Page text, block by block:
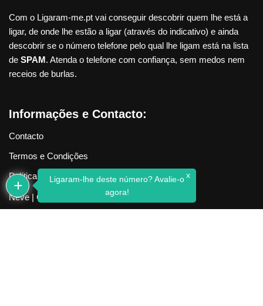
Com o Ligaram-me.pt vai conseguir descobrir quem lhe está a
ligar, de onde lhe estão a ligar (através do indicativo) e ainda
descobrir se o número telefone pelo qual lhe ligam está na lista
de SPAM. Atenda o telefone com confiança, sem medos nem
receios de burlas.
Informações e Contacto:
Contacto
Termos e Condições
Política de Privacidade
Neve| Criado com WordPress
Ligaram-lhe deste número? Avalie-o
agora!
x